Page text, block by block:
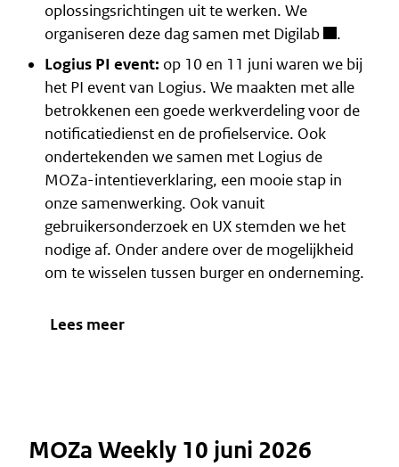
oplossingsrichtingen uit te werken. We
organiseren deze dag samen met Digilab
.
Logius PI event: op 10 en 11 juni waren we bij
het PI event van Logius. We maakten met alle
betrokkenen een goede werkverdeling voor de
notificatiedienst en de profielservice. Ook
ondertekenden we samen met Logius de
MOZa-intentieverklaring, een mooie stap in
onze samenwerking. Ook vanuit
gebruikersonderzoek en UX stemden we het
nodige af. Onder andere over de mogelijkheid
om te wisselen tussen burger en onderneming.
Lees meer
MOZa Weekly 10 juni 2026